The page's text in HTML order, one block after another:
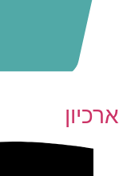
ארכיון